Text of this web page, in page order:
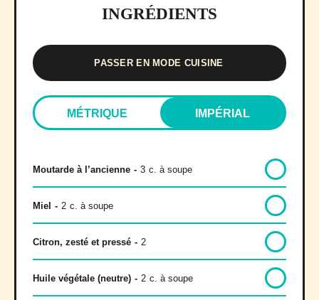
INGRÉDIENTS
PASSER EN MODE CUISINE
MÉTRIQUE IMPÉRIAL
Moutarde à l’ancienne - 3 c. à soupe
Miel - 2 c. à soupe
Citron, zesté et pressé - 2
Huile végétale (neutre) - 2 c. à soupe